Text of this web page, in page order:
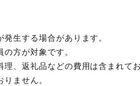
生する場合があります。
方が対象です。
、返礼品などの費用は含まれてお
ません。